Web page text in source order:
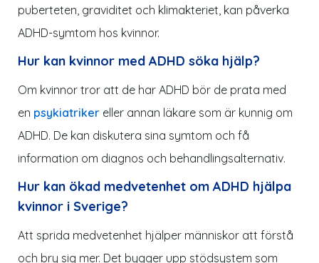
puberteten, graviditet och klimakteriet, kan påverka
ADHD-symtom hos kvinnor.
Hur kan kvinnor med ADHD söka hjälp?
Om kvinnor tror att de har ADHD bör de prata med
en psykiatriker eller annan läkare som är kunnig om
ADHD. De kan diskutera sina symtom och få
information om diagnos och behandlingsalternativ.
Hur kan ökad medvetenhet om ADHD hjälpa
kvinnor i Sverige?
Att sprida medvetenhet hjälper människor att förstå
och bry sig mer. Det bygger upp stödsystem som